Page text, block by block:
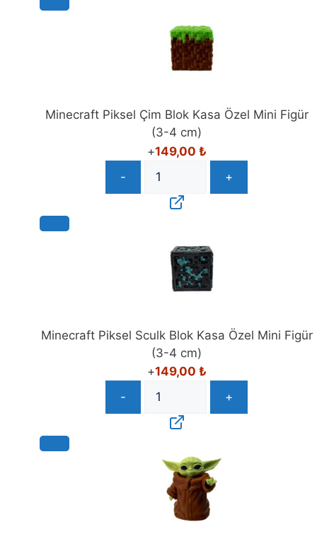
Minecraft Piksel Çim Blok Kasa Özel Mini Figür
(3-4 cm)
+149,00 ₺
-
+
Minecraft Piksel Sculk Blok Kasa Özel Mini Figür
(3-4 cm)
+149,00 ₺
-
+